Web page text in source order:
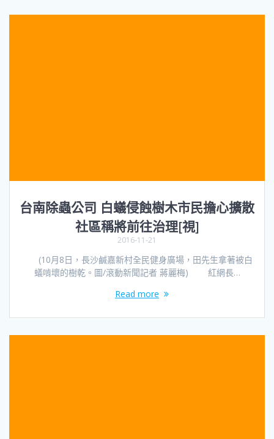
台南除蟲公司 白蟻侵蝕樹木市民擔心擴散
社區稱將前往治理[視]
2016-11-21
(10月8日，長沙鹹嘉新村全民健身廣場，田先生拿著被白
蟻啃壞的樹乾。圖/滾動新聞記者 蔣麗梅) 紅網長…
Read more